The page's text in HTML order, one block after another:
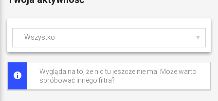
i
ń
s
Pokaż:
Wygląda na to, że nic tu jeszcze nie ma. Może warto
spróbować innego filtra?